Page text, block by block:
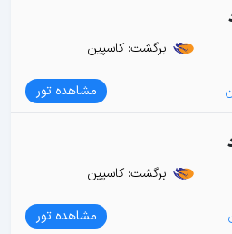
برگشت: کاسپین
مشاهده تور
برگشت: کاسپین
مشاهده تور